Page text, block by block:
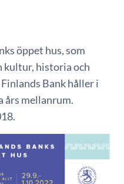
öppet hus, som
historia och
Bank håller i
års mellanrum.